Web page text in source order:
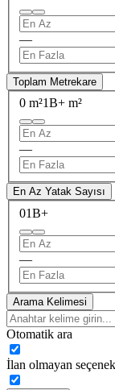
—
Toplam Metrekare
0 m²1B+ m²
—
En Az Yatak Sayısı
01B+
—
Arama Kelimesi
Otomatik ara
İlan olmayan